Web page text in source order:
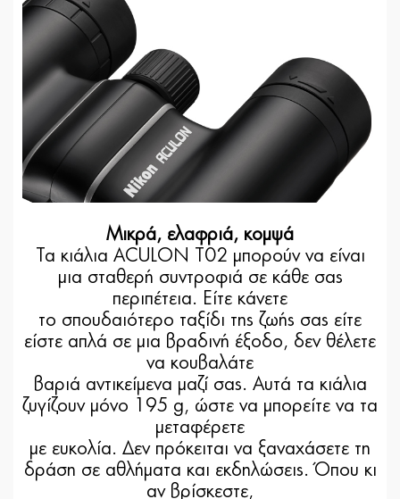
Μικρά, ελαφριά, κομψά
Τα κιάλια ACULON T02 μπορούν να είναι
μια σταθερή συντροφιά σε κάθε σας
περιπέτεια. Είτε κάνετε
το σπουδαιότερο ταξίδι της ζωής σας είτε
είστε απλά σε μια βραδινή έξοδο, δεν θέλετε
να κουβαλάτε
βαριά αντικείμενα μαζί σας. Αυτά τα κιάλια
ζυγίζουν μόνο 195 g, ώστε να μπορείτε να τα
μεταφέρετε
με ευκολία. Δεν πρόκειται να ξαναχάσετε τη
δράση σε αθλήματα και εκδηλώσεις. Όπου κι
αν βρίσκεστε,